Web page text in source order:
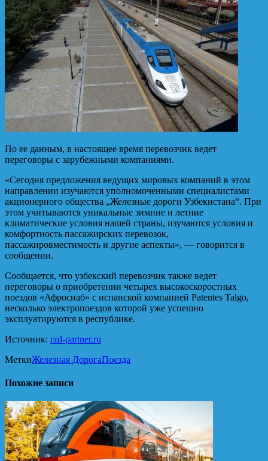
По ее данным, в настоящее время перевозчик ведет
переговоры с зарубежными компаниями.
«Сегодня предложения ведущих мировых компаний в этом
направлении изучаются уполномоченными специалистами
акционерного общества „Железные дороги Узбекистана“. При
этом учитываются уникальные зимние и летние
климатические условия нашей страны, изучаются условия и
комфортность пассажирских перевозок,
пассажировместимость и другие аспекты», — говорится в
сообщении.
Сообщается, что узбекский перевозчик также ведет
переговоры о приобретении четырех высокоскоростных
поездов «Афросиаб» с испанской компанией Patentes Talgo,
несколько электропоездов которой уже успешно
эксплуатируются в республике.
Источник: rzd-partner.ru
МеткиЖелезная ДорогаПоезда
Похожие записи